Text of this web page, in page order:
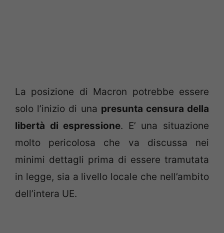
La posizione di Macron potrebbe essere
solo l’inizio di una presunta censura della
libertà di espressione. E’ una situazione
molto pericolosa che va discussa nei
minimi dettagli prima di essere tramutata
in legge, sia a livello locale che nell’ambito
dell’intera UE.